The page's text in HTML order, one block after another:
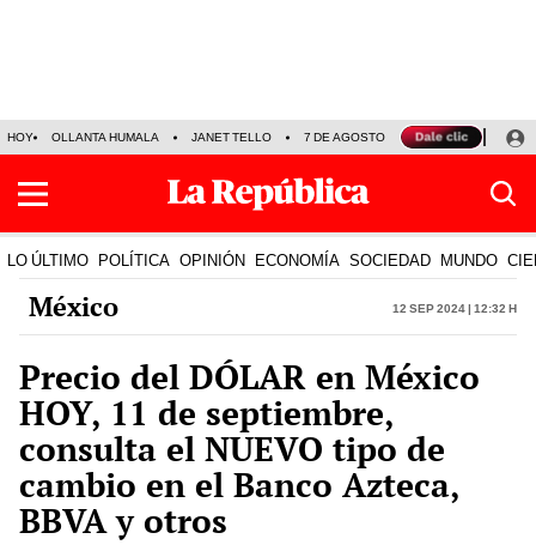
HOY OLLANTA HUMALA JANET TELLO 7 DE AGOSTO TINKA RESULTADOS
LO ÚLTIMO POLÍTICA OPINIÓN ECONOMÍA SOCIEDAD MUNDO
México 12 Sep 2024 | 12:32 h
Precio del DÓLAR en México
HOY, 11 de septiembre,
consulta el NUEVO tipo de
cambio en el Banco Azteca,
BBVA y otros